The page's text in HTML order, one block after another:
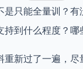
是只能全量训？有
持到什么程度？
重新过了一遍，